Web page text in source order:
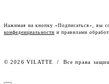
Работа в компании
Нажимая на кнопку «Подписаться», вы
конфеденциальности и правилами
© 2026 VILATTE / Все права